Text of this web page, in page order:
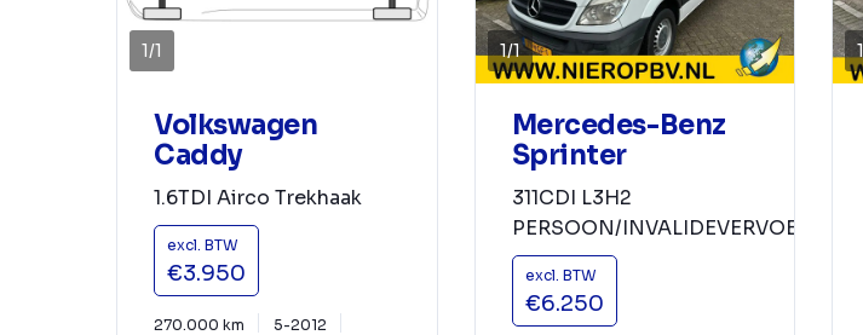
1/1
Volkswagen
Caddy
1.6TDI Airco Trekhaak
excl. BTW
€3.950
270.000 km
5-2012
1/1
Mercedes-Benz
Sprinter
311CDI L3H2
PERSOON/INVALIDEVERVOER
excl. BTW
€6.250
1